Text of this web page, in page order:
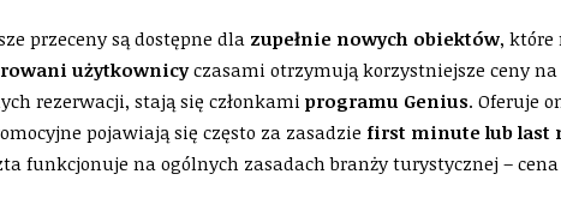
przeceny są dostępne dla zupełnie nowych obiektów, które
użytkownicyczasami otrzymują korzystniejsze ceny
rezerwacji, stają się członkamiprogramu Genius. Oferuje
pojawiają się często za zasadzie first minute lub last
funkcjonuje na ogólnych zasadach branży turystycznej –